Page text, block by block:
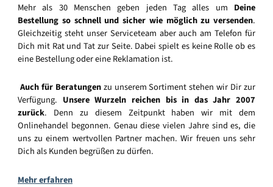
Mehr als 30 Menschen geben jeden Tag alles um Deine
Bestellung so schnell und sicher wie möglich zu versenden.
Gleichzeitig steht unser Serviceteam aber auch am Telefon für
Dich mit Rat und Tat zur Seite. Dabei spielt es keine Rolle ob es
eine Bestellung oder eine Reklamation ist.
Auch für Beratungenzu unserem Sortiment stehen wir Dir zur
Verfügung. Unsere Wurzeln reichen bis in das Jahr 2007
zurück. Denn zu diesem Zeitpunkt haben wir mit dem
Onlinehandel begonnen. Genau diese vielen Jahre sind es, die
uns zu einem wertvollen Partner machen. Wir freuen uns sehr
Dich als Kunden begrüßen zu dürfen.
Mehr erfahren